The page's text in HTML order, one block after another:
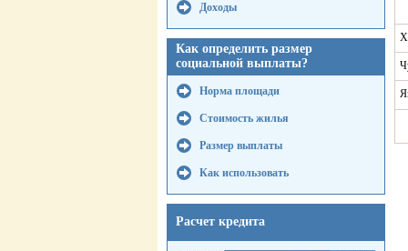
Доходы
Как определить размер
социальной выплаты?
Норма площади
Стоимость жилья
Размер выплаты
Как использовать
Расчет кредита